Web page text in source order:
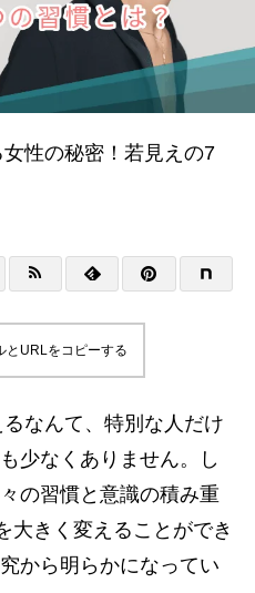
性の秘密！若見えの7
とURLをコピーする
るなんて、特別な人だけ
少なくありません。し
の習慣と意識の積み重
大きく変えることができ
から明らかになってい